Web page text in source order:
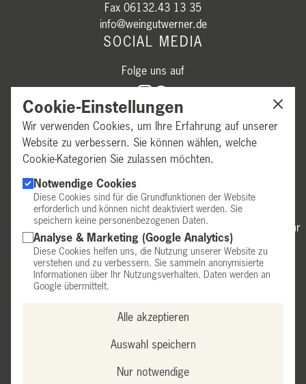
Fax 06132.43 13 35
info@weingutwerner.de
SOCIAL MEDIA
Folge uns auf
GESCHÄFTSZEITEN
Mittwoch & Donnerstag:
14:00–18:00 Uhr
Freitag:
9:00–12:30 Uhr & 14:00–18:00 Uhr
Samstag:
9:30–14:00 Uhr
Telefonische Anmeldung erforderlich.
Außerhalb dieser Zeiten nach Vereinbarung.
DATENSCHUTZ •
VERTRAG WIDERRUFEN
Cookie-Einstellungen
Wir verwenden Cookies, um Ihre Erfahrung auf unserer
Website zu verbessern. Sie können wählen, welche
Cookie-Kategorien Sie zulassen möchten.
Notwendige Cookies
Diese Cookies sind für die Grundfunktionen der Website
erforderlich und können nicht deaktiviert werden. Sie
speichern keine personenbezogenen Daten.
Analyse & Marketing (Google Analytics)
Diese Cookies helfen uns, die Nutzung unserer Website zu
verstehen und zu verbessern. Sie sammeln anonymisierte
Informationen über Ihr Nutzungsverhalten. Daten werden an
Google übermittelt.
Alle akzeptieren
Auswahl speichern
Nur notwendige